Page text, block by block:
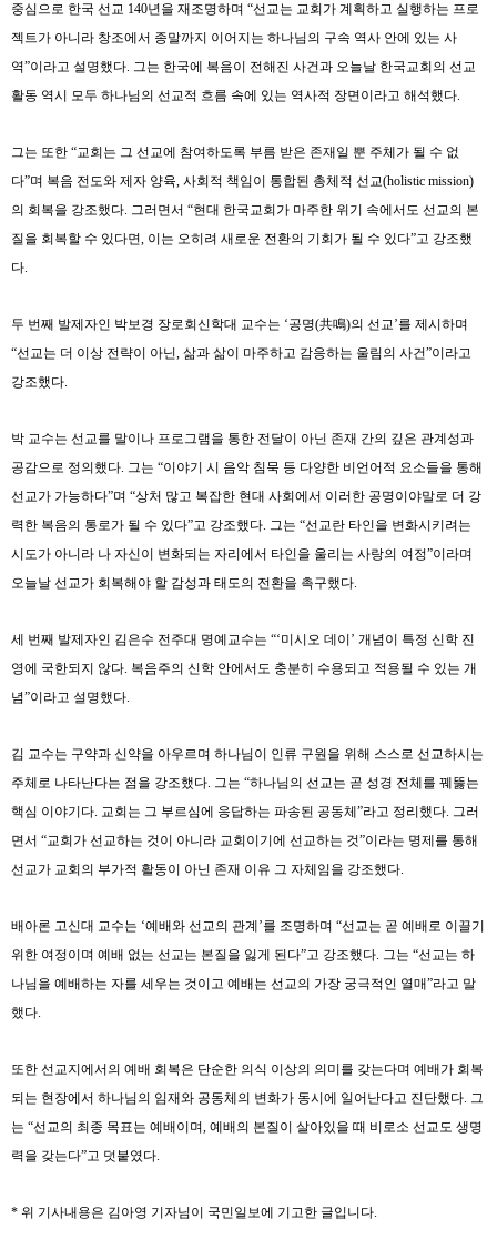
중심으로 한국 선교 140년을 재조명하며 “선교는 교회가 계획하고 실행하는 프로
젝트가 아니라 창조에서 종말까지 이어지는 하나님의 구속 역사 안에 있는 사
역”이라고 설명했다. 그는 한국에 복음이 전해진 사건과 오늘날 한국교회의 선교
활동 역시 모두 하나님의 선교적 흐름 속에 있는 역사적 장면이라고 해석했다.
그는 또한 “교회는 그 선교에 참여하도록 부름 받은 존재일 뿐 주체가 될 수 없
다”며 복음 전도와 제자 양육, 사회적 책임이 통합된 총체적 선교(holistic mission)
의 회복을 강조했다. 그러면서 “현대 한국교회가 마주한 위기 속에서도 선교의 본
질을 회복할 수 있다면, 이는 오히려 새로운 전환의 기회가 될 수 있다”고 강조했
다.
두 번째 발제자인 박보경 장로회신학대 교수는 ‘공명(共鳴)의 선교’를 제시하며
“선교는 더 이상 전략이 아닌, 삶과 삶이 마주하고 감응하는 울림의 사건”이라고
강조했다.
박 교수는 선교를 말이나 프로그램을 통한 전달이 아닌 존재 간의 깊은 관계성과
공감으로 정의했다. 그는 “이야기 시 음악 침묵 등 다양한 비언어적 요소들을 통해
선교가 가능하다”며 “상처 많고 복잡한 현대 사회에서 이러한 공명이야말로 더 강
력한 복음의 통로가 될 수 있다”고 강조했다. 그는 “선교란 타인을 변화시키려는
시도가 아니라 나 자신이 변화되는 자리에서 타인을 울리는 사랑의 여정”이라며
오늘날 선교가 회복해야 할 감성과 태도의 전환을 촉구했다.
세 번째 발제자인 김은수 전주대 명예교수는 “‘미시오 데이 ’ 개념이 특정 신학 진
영에 국한되지 않다. 복음주의 신학 안에서도 충분히 수용되고 적용될 수 있는 개
념”이라고 설명했다.
김 교수는 구약과 신약을 아우르며 하나님이 인류 구원을 위해 스스로 선교하시는
주체로 나타난다는 점을 강조했다. 그는 “하나님의 선교는 곧 성경 전체를 꿰뚫는
핵심 이야기다. 교회는 그 부르심에 응답하는 파송된 공동체 ”라고 정리했다. 그러
면서 “교회가 선교하는 것이 아니라 교회이기에 선교하는 것”이라는 명제를 통해
선교가 교회의 부가적 활동이 아닌 존재 이유 그 자체임을 강조했다.
배아론 고신대 교수는 ‘예배와 선교의 관계 ’를 조명하며 “선교는 곧 예배로 이끌기
위한 여정이며 예배 없는 선교는 본질을 잃게 된다”고 강조했다. 그는 “선교는 하
나님을 예배하는 자를 세우는 것이고 예배는 선교의 가장 궁극적인 열매”라고 말
했다.
또한 선교지에서의 예배 회복은 단순한 의식 이상의 의미를 갖는다며 예배가 회복
되는 현장에서 하나님의 임재와 공동체의 변화가 동시에 일어난다고 진단했다. 그
는 “선교의 최종 목표는 예배이며, 예배의 본질이 살아있을 때 비로소 선교도 생명
력을 갖는다”고 덧붙였다.
* 위 기사내용은 김아영 기자님이 국민일보에 기고한 글입니다.